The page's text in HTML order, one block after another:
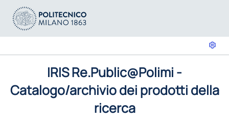
IRIS Re.Public@Polimi -
Catalogo/archivio dei prodotti della
ricerca